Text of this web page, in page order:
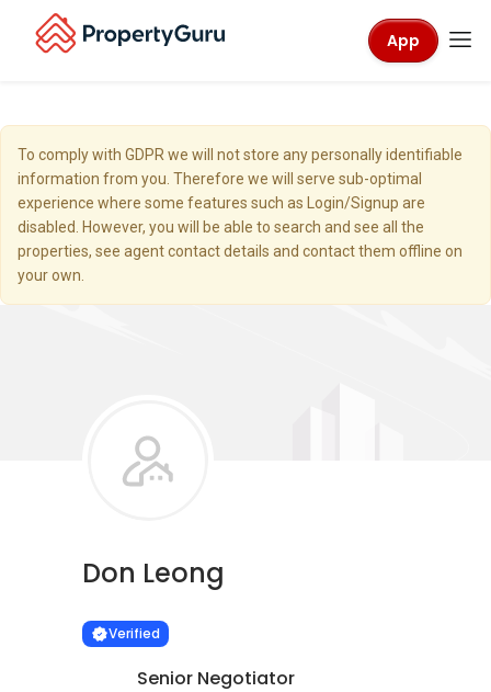
App
To comply with GDPR we will not store any personally identifiable
information from you. Therefore we will serve sub-optimal
experience where some features such as Login/Signup are
disabled. However, you will be able to search and see all the
properties, see agent contact details and contact them offline on
your own.
Don Leong
VERIFIED
Verified
Senior Negotiator
Learn more